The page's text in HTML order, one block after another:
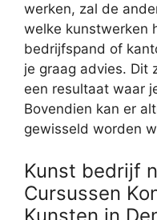
werken, zal de
welke kunstwerken
bedrijfspand of
je graag advies. Dit
een resultaat waar
Bovendien kan er
gewisseld worden
Kunst bedrijf
Cursussen
Kunsten in